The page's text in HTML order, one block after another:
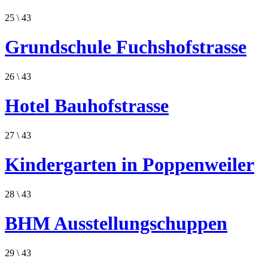
25 \ 43
Grundschule Fuchshofstrasse
26 \ 43
Hotel Bauhofstrasse
27 \ 43
Kindergarten in Poppenweiler
28 \ 43
BHM Ausstellungschuppen
29 \ 43